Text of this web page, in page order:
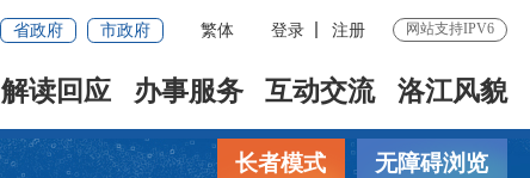
省政府 市政府 繁体 登录 注册 网站支持IPV6
解读回应 办事服务 互动交流 洛江风貌
长者模式 无障碍浏览